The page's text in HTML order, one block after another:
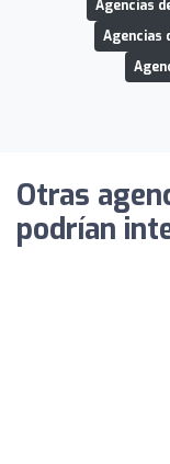
Agencias
Agencias
Otras
podrían